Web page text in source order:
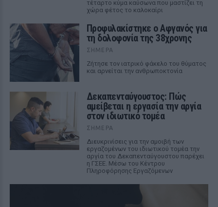
τέταρτο κύμα καύσωνα που μαστίζει τη
χώρα φέτος το καλοκαίρι
Προφυλακίστηκε ο Αφγανός για
τη δολοφονία της 38χρονης
ΣΉΜΕΡΑ
Ζήτησε τον ιατρικό φάκελο του θύματος
και αρνείται την ανθρωποκτονία
Δεκαπενταύγουστος: Πώς
αμείβεται η εργασία την αργία
στον ιδιωτικό τομέα
ΣΉΜΕΡΑ
Διευκρινίσεις για την αμοιβή των
εργαζομένων του ιδιωτικού τομέα την
αργία του Δεκαπενταύγουστου παρέχει
η ΓΣΕΕ. Μέσω του Κέντρου
Πληροφόρησης Εργαζόμενων